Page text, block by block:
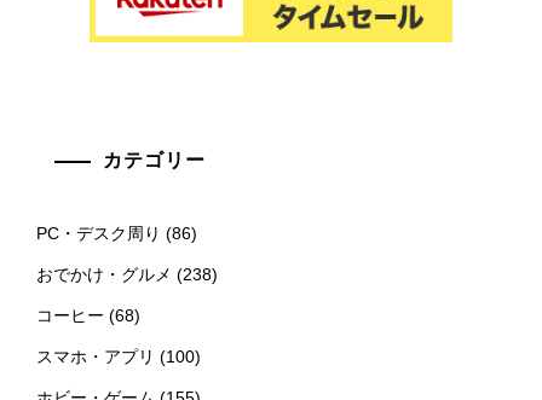
カテゴリー
PC・デスク周り (86)
おでかけ・グルメ (238)
コーヒー (68)
スマホ・アプリ (100)